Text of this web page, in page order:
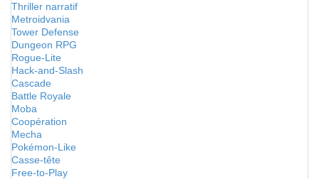
Thriller narratif
Metroidvania
Tower Defense
Dungeon RPG
Rogue-Lite
Hack-and-Slash
Cascade
Battle Royale
Moba
Coopération
Mecha
Pokémon-Like
Casse-tête
Free-to-Play